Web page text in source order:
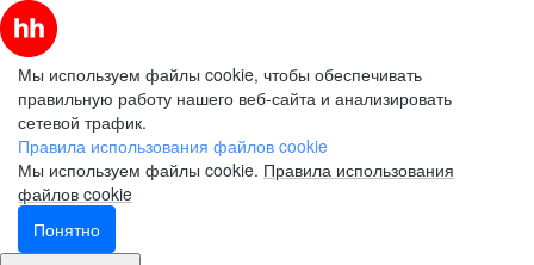
Мы используем файлы cookie, чтобы обеспечивать
правильную работу нашего веб-сайта и анализировать
сетевой трафик.
Правила использования файлов cookie
Мы используем файлы cookie. Правила использования
файлов cookie
Понятно